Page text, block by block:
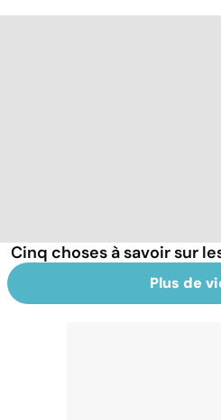
Cinq choses à savoir sur
Plus de